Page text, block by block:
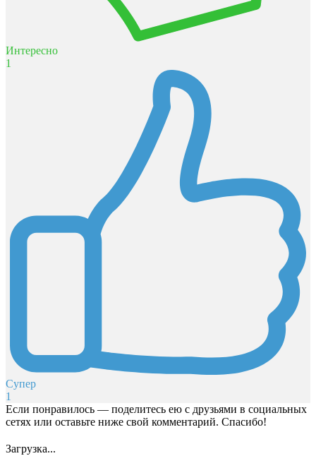
Интересно
1
Супер
1
Если понравилось — поделитесь ею с друзьями в социальных
сетях или оставьте ниже свой комментарий. Спасибо!
Загрузка...